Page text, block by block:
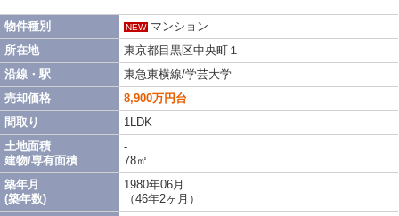
物件種別
所在地
沿線・駅
売却価格
間取り
土地面積
建物/専有面積
築年月
(築年数)
NEW マンション
東京都目黒区中央町１
東急東横線/学芸大学
8,900万円台
1LDK
-
78㎡
1980年06月
（46年2ヶ月）